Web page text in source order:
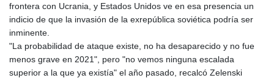
frontera con Ucrania, y Estados Unidos ve en esa presencia un
indicio de que la invasión de la exrepública soviética podría ser
inminente.
"La probabilidad de ataque existe, no ha desaparecido y no fue
menos grave en 2021", pero "no vemos ninguna escalada
superior a la que ya existía" el año pasado, recalcó Zelenski